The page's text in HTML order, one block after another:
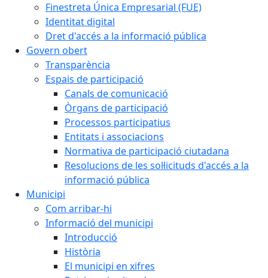
Finestreta Única Empresarial (FUE)
Identitat digital
Dret d'accés a la informació pública
Govern obert
Transparència
Espais de participació
Canals de comunicació
Òrgans de participació
Processos participatius
Entitats i associacions
Normativa de participació ciutadana
Resolucions de les sol·licituds d'accés a la
informació pública
Municipi
Com arribar-hi
Informació del municipi
Introducció
Història
El municipi en xifres